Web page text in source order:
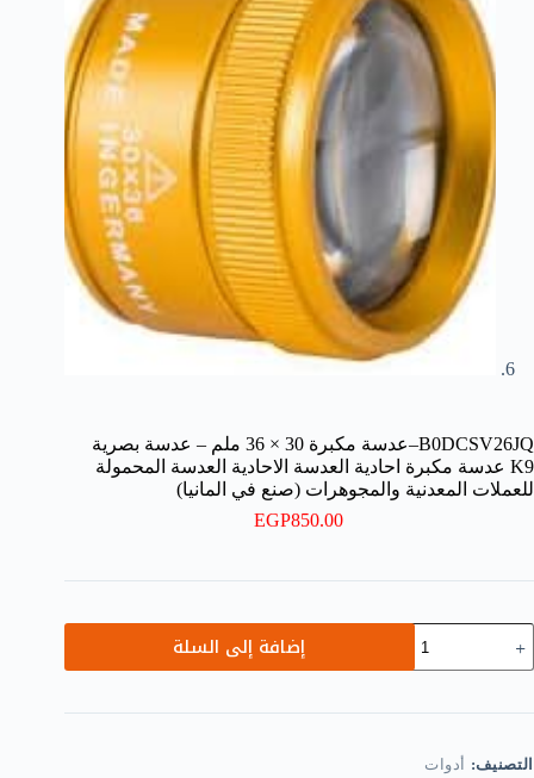
B0DCSV26JQ–عدسة مكبرة 30 × 36 ملم – عدسة بصرية
K9 عدسة مكبرة احادية العدسة الاحادية العدسة المحمولة
للعملات المعدنية والمجوهرات (صنع في المانيا)
EGP850.00
B0DCSV26JQ-
-عدسة
30
36
إضافة إلى السلة
التصنيف: أدوات